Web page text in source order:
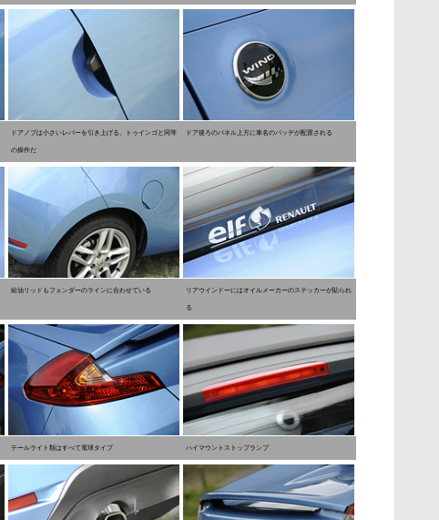
ドアノブは小さいレバーを引き上げる。トゥインゴと同等
の操作だ
ドア後ろのパネル上方に車名のバッヂが配置される
給油リッドもフェンダーのラインに合わせている リアウインドーにはオイルメーカーのステッカーが貼られ
る
テールライト類はすべて電球タイプ ハイマウントストップランプ